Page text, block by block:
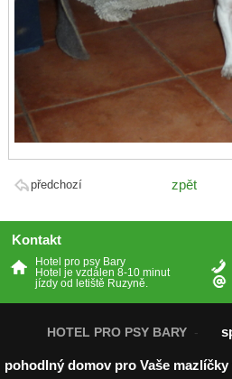
předchozí zpět
Kontakt
Hotel pro psy Bary
Hotel je vzdálen 8-10 minut
jízdy od letiště Ruzyně.
HOTEL PRO PSY BARY -
pohodlný domov pro Vaše mazlíčky